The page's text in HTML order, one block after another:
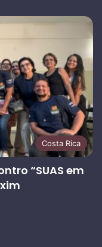
Costa Rica
“SUAS em